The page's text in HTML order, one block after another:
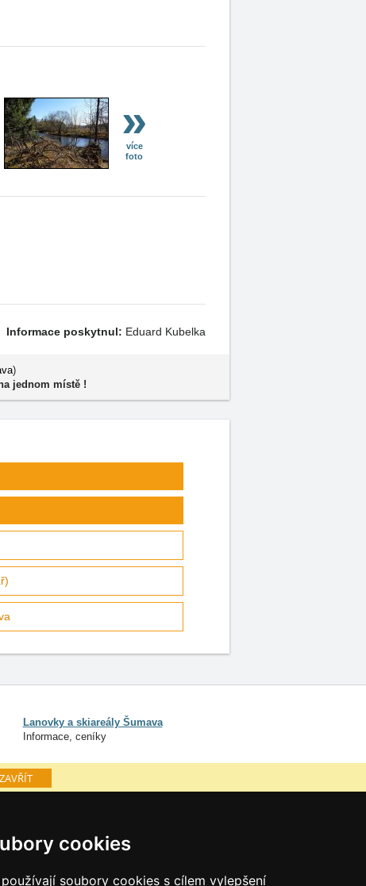
cookies
soubory cookies s cílem vylepšení
»
více
foto
Informace poskytnul: Eduard Kubelka
)
jednom místě !
Lanovky a skiareály Šumava
Informace, ceníky
ZAVŘÍT
Cookies